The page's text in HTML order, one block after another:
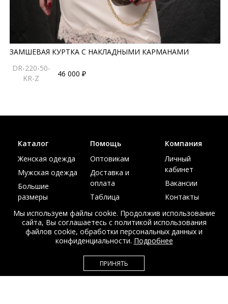
ЗАМШЕВАЯ КУРТКА С НАКЛАДНЫМИ КАРМАНАМИ
DR-220-50-
KR-Z
46 000 ₽
© Интернет магазин верхней одежды из меха и кожи
EDEM-ROOM 2011-2026
Каталог
Женская одежда
Мужская одежда
Большие
размеры
Акции
Помощь
Оптовикам
Доставка и
оплата
Таблица
Компания
Личный
кабинет
Вакансии
Контакты
Мы используем файлы cookie. Продолжив использование
сайта, Вы соглашаетесь с политикой использования
файлов cookie, обработки персональных данных и
конфиденциальности. Подробнее
ПРИНЯТЬ